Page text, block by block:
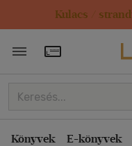
Kulacs /
Törzsvásárlói
Könyvek E-könyvek